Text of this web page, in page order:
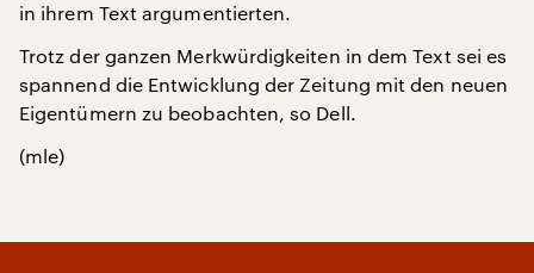
in ihrem Text argumentierten.
Trotz der ganzen Merkwürdigkeiten in dem Text sei es
spannend die Entwicklung der Zeitung mit den neuen
Eigentümern zu beobachten, so Dell.
(mle)